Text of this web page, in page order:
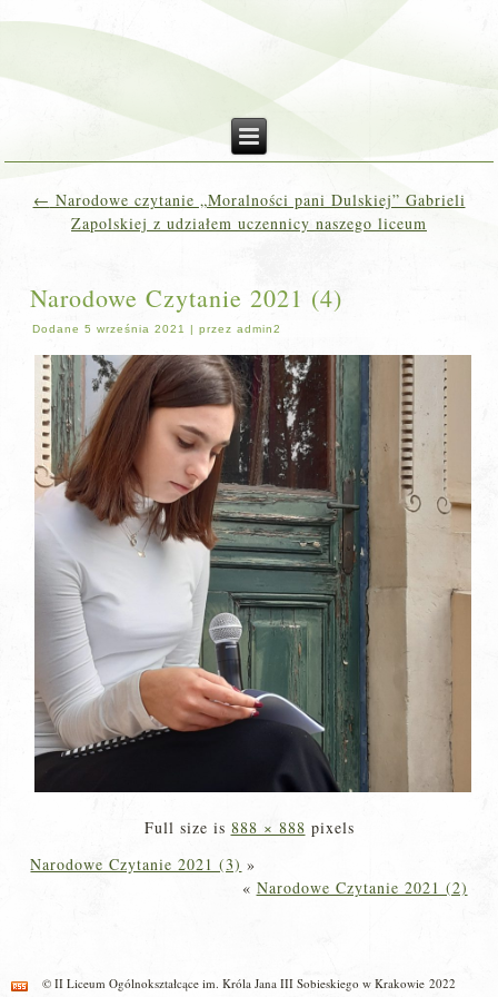
← Narodowe czytanie „Moralności pani Dulskiej” Gabrieli
Zapolskiej z udziałem uczennicy naszego liceum
Narodowe Czytanie 2021 (4)
Dodane 5 września 2021 |przez admin2
Full size is 888 × 888 pixels
Narodowe Czytanie 2021 (3) »
« Narodowe Czytanie 2021 (2)
© II Liceum Ogólnokształcące im. Króla Jana III Sobieskiego w Krakowie 2022